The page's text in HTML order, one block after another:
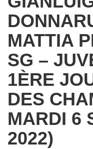
MATTIA
SG –
1ÈRE
DES
MARDI 6
2022)